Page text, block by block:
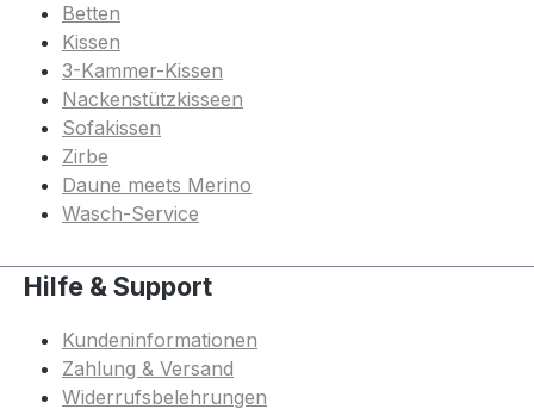
Betten
Kissen
3-Kammer-Kissen
Nackenstützkisseen
Sofakissen
Zirbe
Daune meets Merino
Wasch-Service
Hilfe & Support
Kundeninformationen
Zahlung & Versand
Widerrufsbelehrungen